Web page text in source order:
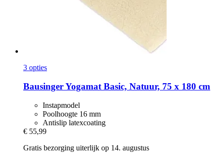
3 opties
BausingerYogamat Basic, Natuur, 75 x 180 cm
Instapmodel
Poolhoogte 16 mm
Antislip latexcoating
€ 55,99
Gratis bezorging uiterlijk op 14. augustus